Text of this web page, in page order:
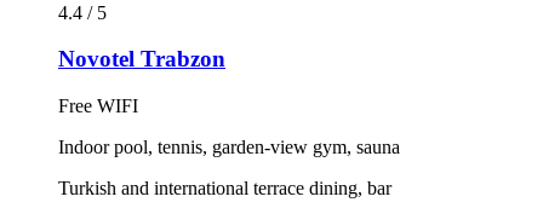
4.4 / 5
Novotel Trabzon
Free WIFI
Indoor pool, tennis, garden-view gym, sauna
Turkish and international terrace dining, bar